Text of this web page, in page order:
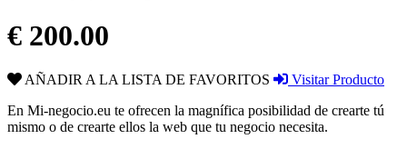
€ 200.00
AÑADIR A LA LISTA DE FAVORITOS
Visitar Producto
En Mi-negocio.eu te ofrecen la magnífica posibilidad de crearte tú
mismo o de crearte ellos la web que tu negocio necesita.